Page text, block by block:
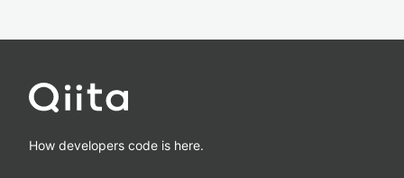
How developers code is here.